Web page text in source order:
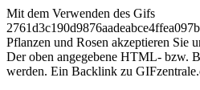
Mit dem Verwenden des Gifs
Pflanzen und Rosen akzeptieren Sie
Der oben angegebene HTML- bzw.
werden. Ein Backlink zu